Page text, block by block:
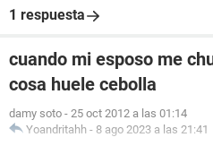
1 respuesta
cuando mi esposo me
cosa huele cebolla
damy soto - 25 oct 2012 a las 01:14
Yoandritahh - 8 ago 2023 a las 21:41